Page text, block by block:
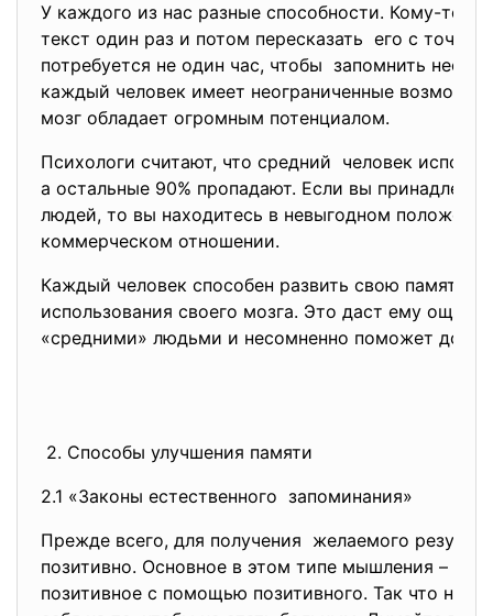
У каждого из нас разные способности. Кому-то
текст один раз и потом пересказать его с
потребуется не один час, чтобы запомнить
каждый человек имеет неограниченные
мозг обладает огромным потенциалом.
Психологи считают, что средний человек
а остальные 90% пропадают. Если вы
людей, то вы находитесь в невыгодном
коммерческом отношении.
Каждый человек способен развить свою память и
использования своего мозга. Это даст ему
«средними» людьми и несомненно поможет
2. Способы улучшения памяти
2.1 «Законы естественного запоминания»
Прежде всего, для получения желаемого
позитивно. Основное в этом типе мышления – это
позитивное с помощью позитивного. Так что